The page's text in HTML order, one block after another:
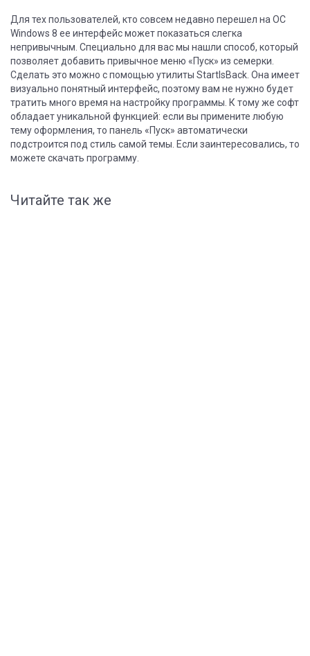
Для тех пользователей, кто совсем недавно перешел на ОС
Windows 8 ее интерфейс может показаться слегка
непривычным. Специально для вас мы нашли способ, который
позволяет добавить привычное меню «Пуск» из семерки.
Сделать это можно с помощью утилиты StartIsBack. Она имеет
визуально понятный интерфейс, поэтому вам не нужно будет
тратить много время на настройку программы. К тому же софт
обладает уникальной функцией: если вы примените любую
тему оформления, то панель «Пуск» автоматически
подстроится под стиль самой темы. Если заинтересовались, то
можете скачать программу.
Читайте так же